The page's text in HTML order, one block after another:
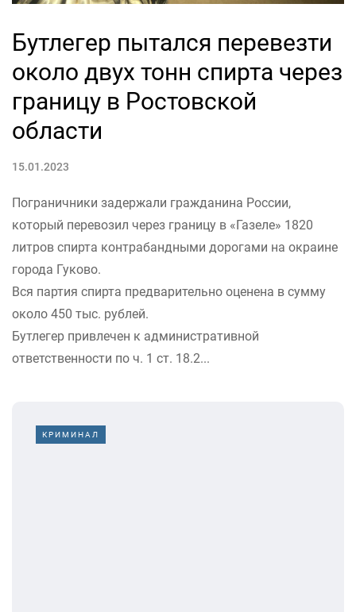
Бутлегер пытался перевезти
около двух тонн спирта через
границу в Ростовской
области
15.01.2023
Пограничники задержали гражданина России,
который перевозил через границу в «Газеле» 1820
литров спирта контрабандными дорогами на окраине
города Гуково.
Вся партия спирта предварительно оценена в сумму
около 450 тыс. рублей.
Бутлегер привлечен к административной
ответственности по ч. 1 ст. 18.2...
КРИМИНАЛ